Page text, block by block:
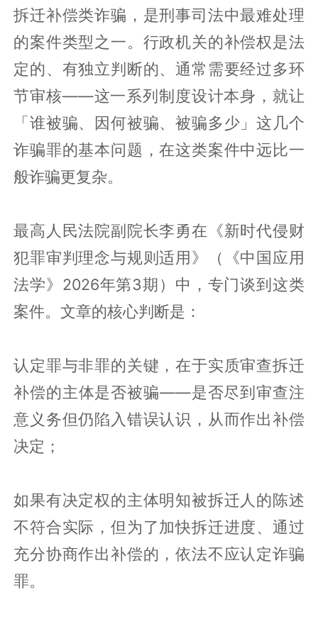
拆迁补偿类诈骗，是刑事司法中最难处理
的案件类型之一。行政机关的补偿权是法
定的、有独立判断的、通常需要经过多环
节审核——这一系列制度设计本身，就让
「谁被骗、因何被骗、被骗多少」这几个
诈骗罪的基本问题，在这类案件中远比一
般诈骗更复杂。
最高人民法院副院长李勇在《新时代侵财
犯罪审判理念与规则适用》（《中国应用
法学》2026年第3期）中，专门谈到这类
案件。文章的核心判断是：
认定罪与非罪的关键，在于实质审查拆迁
补偿的主体是否被骗——是否尽到审查注
意义务但仍陷入错误认识，从而作出补偿
决定；
如果有决定权的主体明知被拆迁人的陈述
不符合实际，但为了加快拆迁进度、通过
充分协商作出补偿的，依法不应认定诈骗
罪。